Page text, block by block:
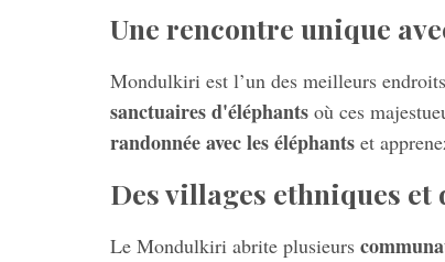
Une rencontre unique
Mondulkiri est l’un des meilleurs
sanctuaires d'éléphants où ces
randonnée avec les éléphants et
Des villages ethniques
Le Mondulkiri abrite plusieurs